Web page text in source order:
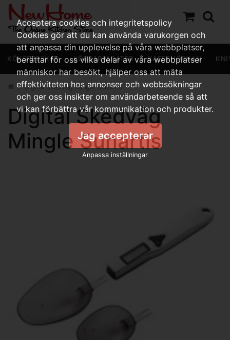
KÖKSREDSKAP KÖKSAPPARATER KAFFEHÖRNAN
Digital Skedvåg Mingle Sunartis
Digital Skedvåg
Mingle Sunartis
Acceptera cookies och integritetspolicy
Cookies gör att du kan använda varukorgen och
att anpassa din upplevelse på våra webbplatser,
berättar för oss vilka delar av våra webbplatser
människor har besökt, hjälper oss att mäta
effektiviteten hos annonser och webbsökningar
och ger oss insikter om användarbeteende så att
vi kan förbättra vår kommunikation och produkter.
Jag accepterar
Anpassa inställningar